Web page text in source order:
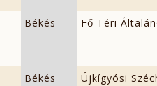
Békés Fő Téri
Békés
Újkígyósi